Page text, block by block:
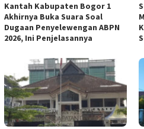
Kantah Kabupaten Bogor 1
Akhirnya Buka Suara Soal
Dugaan Penyelewengan ABPN
2026, Ini Penjelasannya